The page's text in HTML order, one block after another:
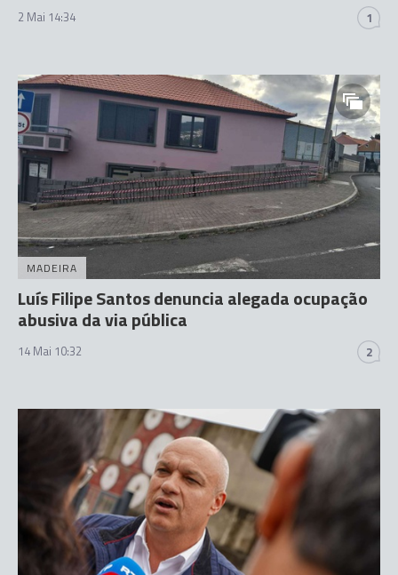
2 Mai 14:34 1
MADEIRA
Luís Filipe Santos denuncia alegada ocupação
abusiva da via pública
14 Mai 10:32 2